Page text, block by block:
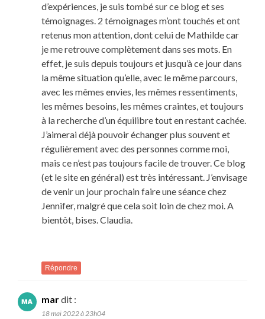
d’expériences, je suis tombé sur ce blog et ses
témoignages. 2 témoignages m’ont touchés et ont
retenus mon attention, dont celui de Mathilde car
je me retrouve complètement dans ses mots. En
effet, je suis depuis toujours et jusqu’à ce jour dans
la même situation qu’elle, avec le même parcours,
avec les mêmes envies, les mêmes ressentiments,
les mêmes besoins, les mêmes craintes, et toujours
à la recherche d’un équilibre tout en restant cachée.
J’aimerai déjà pouvoir échanger plus souvent et
régulièrement avec des personnes comme moi,
mais ce n’est pas toujours facile de trouver. Ce blog
(et le site en général) est très intéressant. J’envisage
de venir un jour prochain faire une séance chez
Jennifer, malgré que cela soit loin de chez moi. A
bientôt, bises. Claudia.
Répondre
mardit :
18 mai 2022 à 23h04